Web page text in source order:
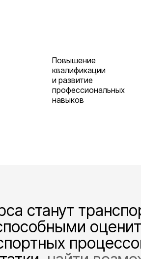
Повышение
квалификации
и развитие
профессиональных
навыков
станут